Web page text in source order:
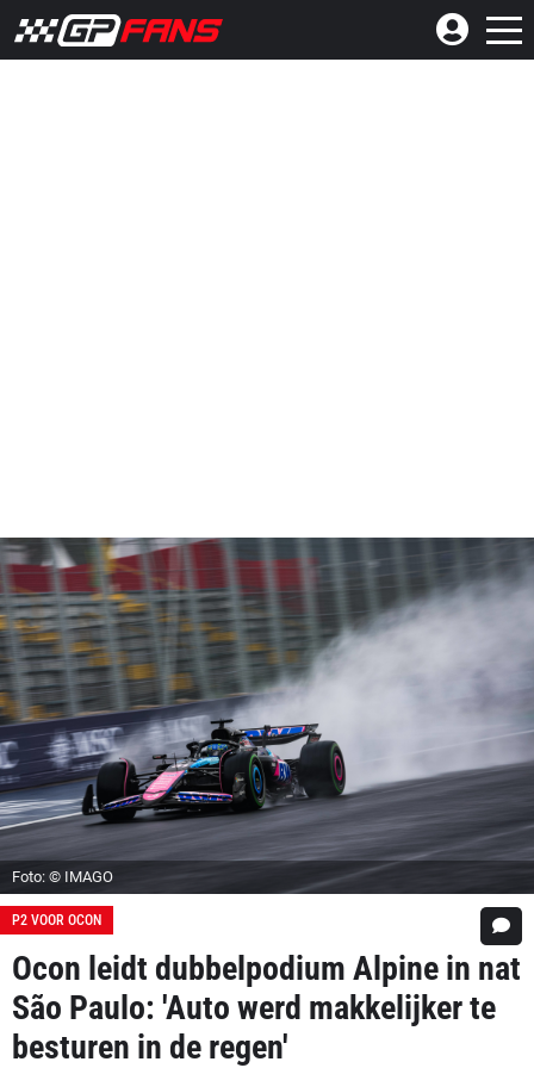
Foto: © IMAGO
P2 VOOR OCON
Ocon leidt dubbelpodium Alpine in nat
São Paulo: 'Auto werd makkelijker te
besturen in de regen'